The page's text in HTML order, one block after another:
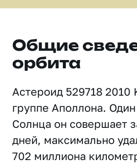
Общие
орбита
Астероид 529718 2010
группе Аполлона.
Солнца он совершает
дней, максимально
702 миллиона